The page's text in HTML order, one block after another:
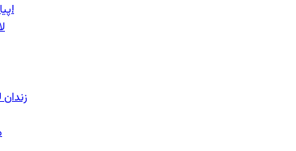
پیام روشن پزشکیان در گفت‌و‌گوی تصویری با مرد نامرئی: من هستم!